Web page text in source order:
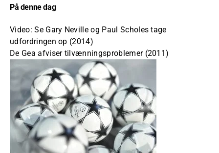
På denne dag
Video: Se Gary Neville og Paul Scholes tage
udfordringen op (2014)
De Gea afviser tilvænningsproblemer (2011)